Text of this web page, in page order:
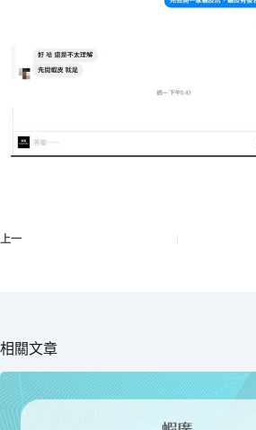
上一
相關文章